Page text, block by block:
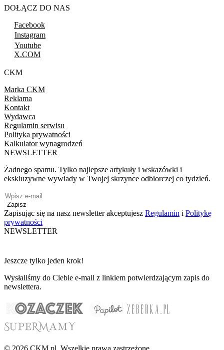
DOŁĄCZ DO NAS
Facebook
Instagram
Youtube
X.COM
CKM
Marka CKM
Reklama
Kontakt
Wydawca
Regulamin serwisu
Polityka prywatności
Kalkulator wynagrodzeń
NEWSLETTER
Żadnego spamu. Tylko najlepsze artykuły i wskazówki i
ekskluzywne wywiady w Twojej skrzynce odbiorczej co tydzień.
Zapisz
Zapisując się na nasz newsletter akceptujesz Regulamin i Politykę
prywatności
NEWSLETTER
Jeszcze tylko jeden krok!
Wysłaliśmy do Ciebie e-mail z linkiem potwierdzającym zapis do
newslettera.